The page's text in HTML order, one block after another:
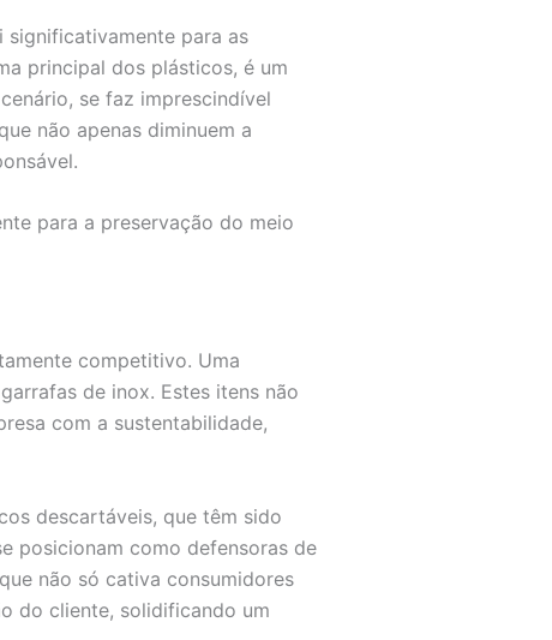
significativamente para as
principal dos plásticos, é um
se faz imprescindível
não apenas diminuem a
para a preservação do meio
competitivo. Uma
de inox. Estes itens não
com a sustentabilidade,
descartáveis, que têm sido
posicionam como defensoras de
não só cativa consumidores
do cliente, solidificando um